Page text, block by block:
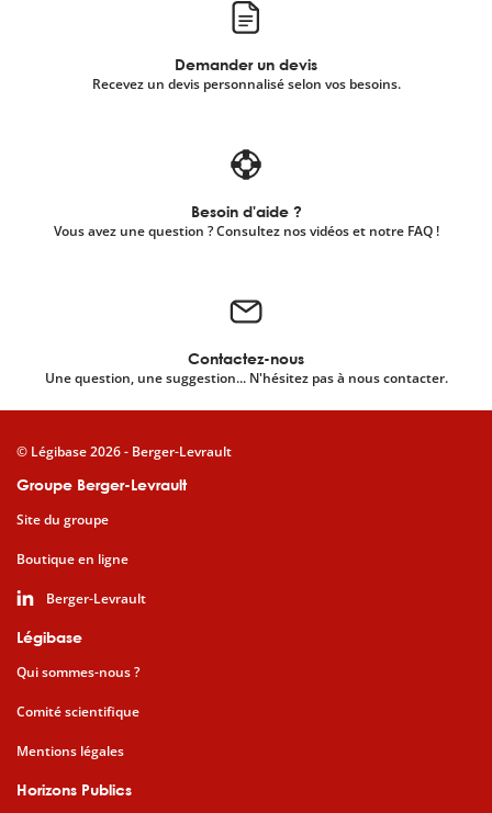
Demander un devis
Recevez un devis personnalisé selon vos besoins.
Besoin d'aide ?
Vous avez une question ? Consultez nos vidéos et notre FAQ !
Contactez-nous
Une question, une suggestion... N'hésitez pas à nous contacter.
Groupe Berger-Levrault
Site du groupe
Boutique en ligne
Berger-Levrault
Légibase
Qui sommes-nous ?
Comité scientifique
Mentions légales
Horizons Publics
© Légibase 2026 - Berger-Levrault